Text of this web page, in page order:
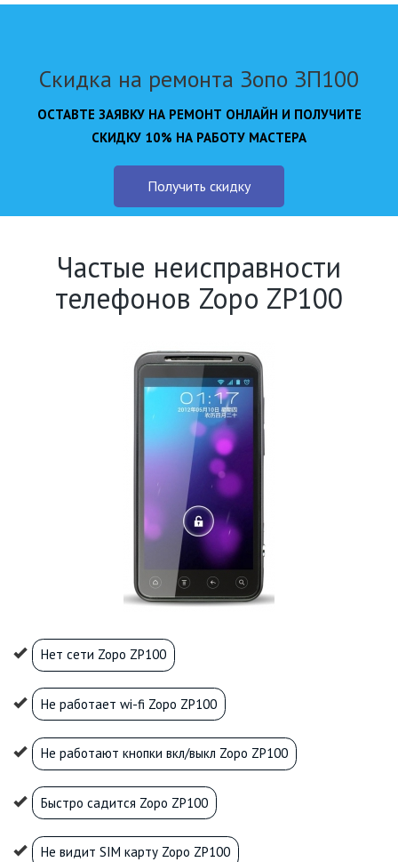
Скидка на ремонта Зопо ЗП100
ОСТАВТЕ ЗАЯВКУ НА РЕМОНТ ОНЛАЙН И ПОЛУЧИТЕ
СКИДКУ 10% НА РАБОТУ МАСТЕРА
Получить скидку
Частые неисправности
телефонов Zopo ZP100
Нет сети Zopo ZP100
Не работает wi-fi Zopo ZP100
Не работают кнопки вкл/выкл Zopo ZP100
Быстро садится Zopo ZP100
Не видит SIM карту Zopo ZP100